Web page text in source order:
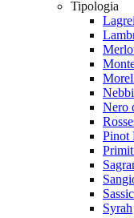
Tipologia
Nero
Pinot
Syrah